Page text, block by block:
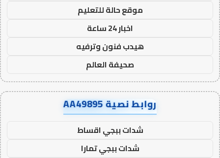
موقع حالة للتعليم
اخبار 24 ساعة
هيدب فنون وترفيه
صحيفة العالم
روابط نصية AA49895
شدات ببجي اقساط
شدات ببجي تمارا